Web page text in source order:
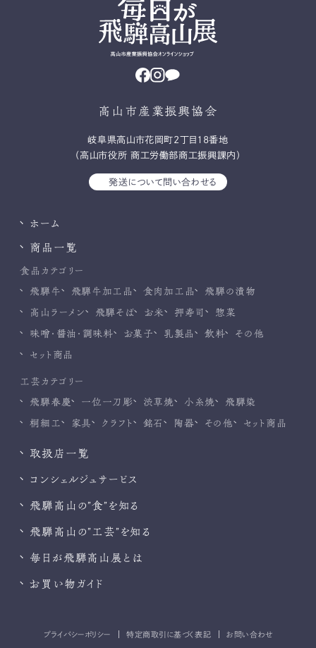
高山市産業振興協会
岐⾩県⾼⼭市花岡町2丁⽬18番地
（高山市役所 商工労働部商工振興課内）
発送について問い合わせる
ホーム
商品一覧
食品カテゴリー
飛騨牛 飛騨牛加工品 食肉加工品 飛騨の漬物
高山ラーメン 飛騨そば お米 押寿司 惣菜
味噌・醤油・調味料 お菓子 乳製品 飲料 その他
セット商品
工芸カテゴリー
飛騨春慶 一位一刀彫 渋草焼 小糸焼 飛騨染
桐細工 家具 クラフト 銘石 陶器 その他 セット商品
取扱店一覧
コンシェルジュサービス
飛騨高山の”食”を知る
飛騨高山の”工芸”を知る
毎日が飛騨高山展とは
お買い物ガイド
プライバシーポリシー 特定商取引に基づく表記 お問い合わせ